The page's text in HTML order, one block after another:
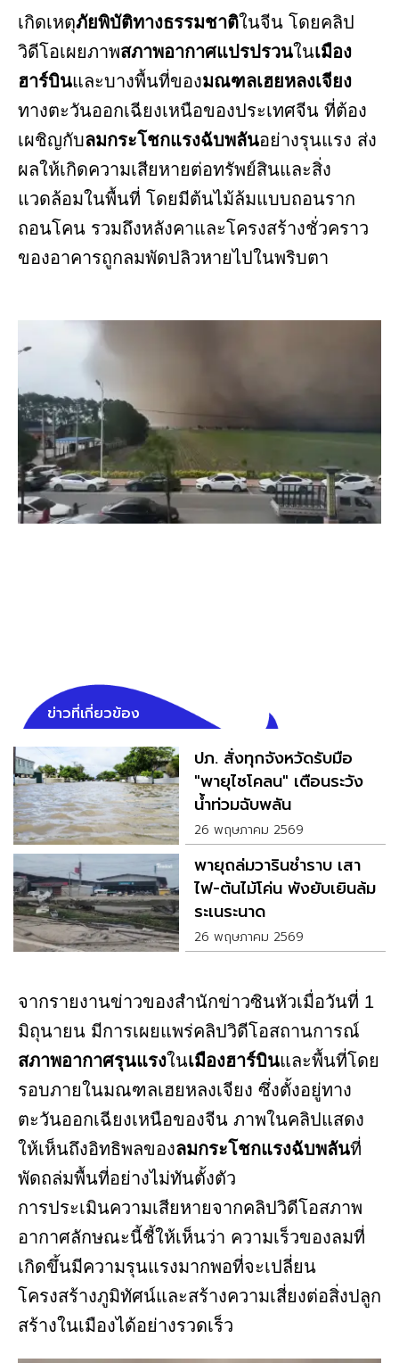
เกิดเหตุภัยพิบัติทางธรรมชาติในจีน โดยคลิป
วิดีโอเผยภาพสภาพอากาศแปรปรวนในเมือง
ฮาร์บินและบางพื้นที่ของมณฑลเฮยหลงเจียง
ทางตะวันออกเฉียงเหนือของประเทศจีน ที่ต้อง
เผชิญกับลมกระโชกแรงฉับพลันอย่างรุนแรง ส่ง
ผลให้เกิดความเสียหายต่อทรัพย์สินและสิ่ง
แวดล้อมในพื้นที่ โดยมีต้นไม้ล้มแบบถอนราก
ถอนโคน รวมถึงหลังคาและโครงสร้างชั่วคราว
ของอาคารถูกลมพัดปลิวหายไปในพริบตา
ข่าวที่เกี่ยวข้อง
ปภ. สั่งทุกจังหวัดรับมือ
"พายุไซโคลน" เตือนระวัง
น้ำท่วมฉับพลัน
26 พฤษภาคม 2569
พายุถล่มวารินชำราบ เสา
ไฟ-ต้นไม้โค่น พังยับเยินล้ม
ระเนระนาด
26 พฤษภาคม 2569
จากรายงานข่าวของสำนักข่าวซินหัวเมื่อวันที่ 1
มิถุนายน มีการเผยแพร่คลิปวิดีโอสถานการณ์
สภาพอากาศรุนแรงในเมืองฮาร์บินและพื้นที่โดย
รอบภายในมณฑลเฮยหลงเจียง ซึ่งตั้งอยู่ทาง
ตะวันออกเฉียงเหนือของจีน ภาพในคลิปแสดง
ให้เห็นถึงอิทธิพลของลมกระโชกแรงฉับพลันที่
พัดถล่มพื้นที่อย่างไม่ทันตั้งตัว
การประเมินความเสียหายจากคลิปวิดีโอสภาพ
อากาศลักษณะนี้ชี้ให้เห็นว่า ความเร็วของลมที่
เกิดขึ้นมีความรุนแรงมากพอที่จะเปลี่ยน
โครงสร้างภูมิทัศน์และสร้างความเสี่ยงต่อสิ่งปลูก
สร้างในเมืองได้อย่างรวดเร็ว